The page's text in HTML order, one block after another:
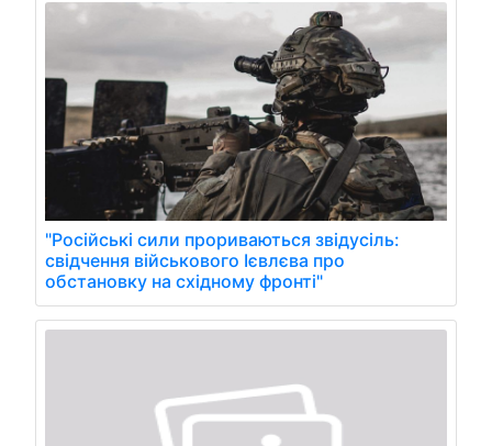
"Російські сили прориваються звідусіль:
свідчення військового Ієвлєва про
обстановку на східному фронті"